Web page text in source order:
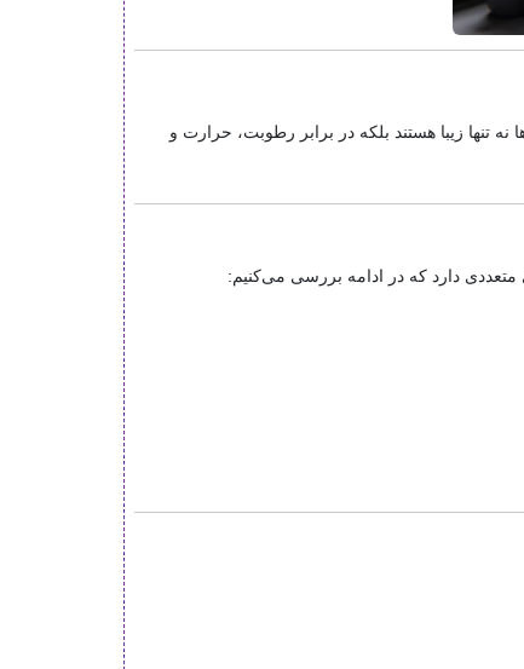
تنها زیبا هستند بلکه در برابر رطوبت، حرارت و
متعددی دارد که در ادامه بررسی می‌کنیم: